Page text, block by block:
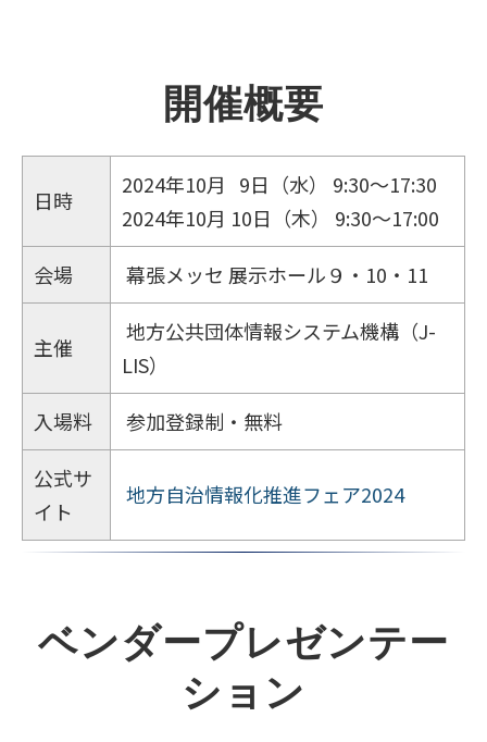
開催概要
日時
2024年10月 9日（水） 9:30～17:30
2024年10月 10日（木） 9:30～17:00
会場
幕張メッセ 展示ホール９・10・11
主催
地方公共団体情報システム機構（J-
LIS）
入場料
参加登録制・無料
公式サ
イト
地方自治情報化推進フェア2024
ベンダープレゼンテー
ション